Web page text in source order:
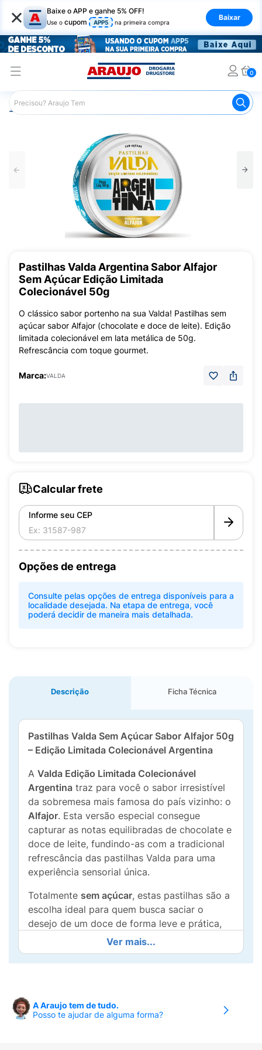
× Baixe o APP e ganhe 5% OFF!
Use o cupom APP5 na primeira compra
Baixar
0
Araujo Nutrição Saudável Bala Diet
Pastilhas Valda Argentina Sabor Alfajor
Sem Açúcar Edição Limitada
Colecionável 50g
O clássico sabor portenho na sua Valda! Pastilhas sem
açúcar sabor Alfajor (chocolate e doce de leite). Edição
limitada colecionável em lata metálica de 50g.
Refrescância com toque gourmet.
Marca:VALDA
Calcular frete
Informe seu CEP
Opções de entrega
Consulte pelas opções de entrega disponíveis para a
localidade desejada. Na etapa de entrega, você
poderá decidir de maneira mais detalhada.
Descrição Ficha Técnica
Pastilhas Valda Sem Açúcar Sabor Alfajor 50g
– Edição Limitada Colecionável Argentina
A Valda Edição Limitada Colecionável
Argentina traz para você o sabor irresistível
da sobremesa mais famosa do país vizinho: o
Alfajor. Esta versão especial consegue
capturar as notas equilibradas de chocolate e
doce de leite, fundindo-as com a tradicional
refrescância das pastilhas Valda para uma
experiência sensorial única.
Totalmente sem açúcar, estas pastilhas são a
escolha ideal para quem busca saciar o
desejo de um doce de forma leve e prática,
garantindo um hálito fresco a qualquer
momento do dia. A lata metálica de 50g
apresenta um design elegante em azul celeste
obrigatório para quem ama as coleções da
marca. É perfeita para ter no porta-luvas do
Ver mais...
A Araujo tem de tudo.
Posso te ajudar de alguma forma?